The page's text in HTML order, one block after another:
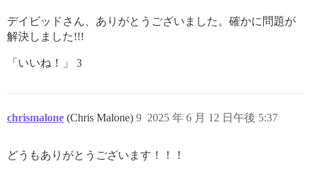
デイビッドさん、ありがとうございました。確かに問題が
解決しました!!!
「いいね！」 3
chrismalone (Chris Malone) 2025 年 6 月 12 日午後 5:37
9
どうもありがとうございます！！！